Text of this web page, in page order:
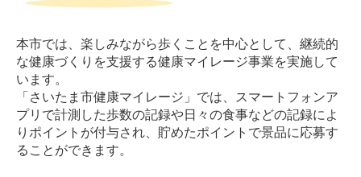
本市では、楽しみながら歩くことを中心として、継続的
な健康づくりを支援する健康マイレージ事業を実施して
います。
「さいたま市健康マイレージ」では、スマートフォンア
プリで計測した歩数の記録や日々の食事などの記録によ
りポイントが付与され、貯めたポイントで景品に応募す
ることができます。